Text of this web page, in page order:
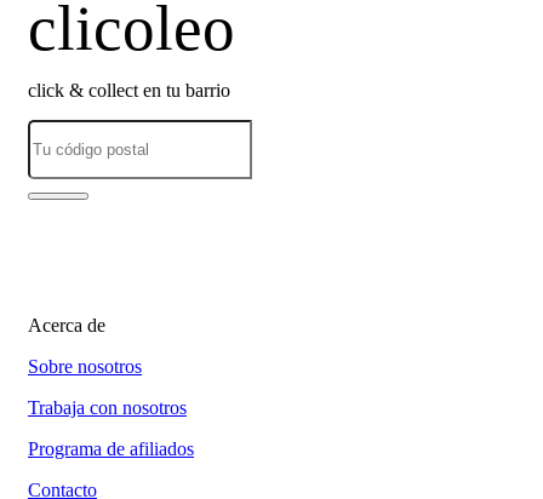
clicoleo
click & collect en tu barrio
Acerca de
Sobre nosotros
Trabaja con nosotros
Programa de afiliados
Contacto